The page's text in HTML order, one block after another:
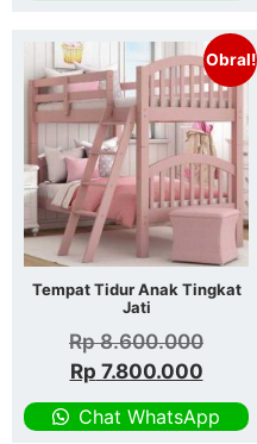
Obral!
Tempat Tidur Anak Tingkat
Jati
Rp8.600.000
Rp 7.800.000
Chat WhatsApp